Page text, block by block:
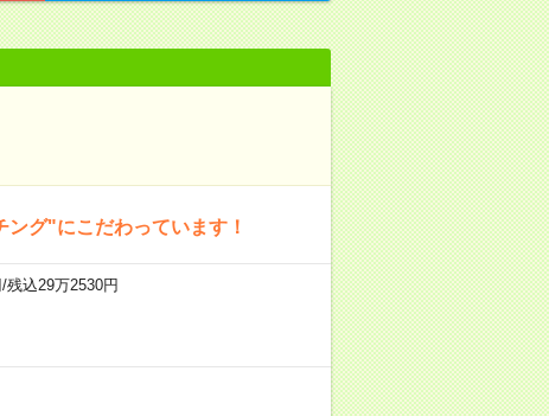
グ"にこだわっています！
込29万2530円